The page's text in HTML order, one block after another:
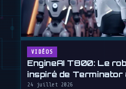
VIDÉOS
EngineAI T800: Le
inspiré de
24 juillet 2026